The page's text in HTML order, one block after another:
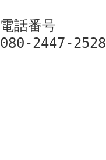
電話番号
080-2447-2528